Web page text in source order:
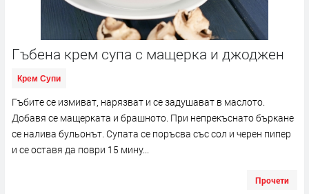
Гъбена крем супа с мащерка и джоджен
Крем Супи
Гъбите се измиват, нарязват и се задушават в маслото.
Добавя се мащерката и брашното. При непрекъснато бъркане
се налива бульонът. Супата се поръсва със сол и черен пипер
и се оставя да поври 15 мину...
Прочети